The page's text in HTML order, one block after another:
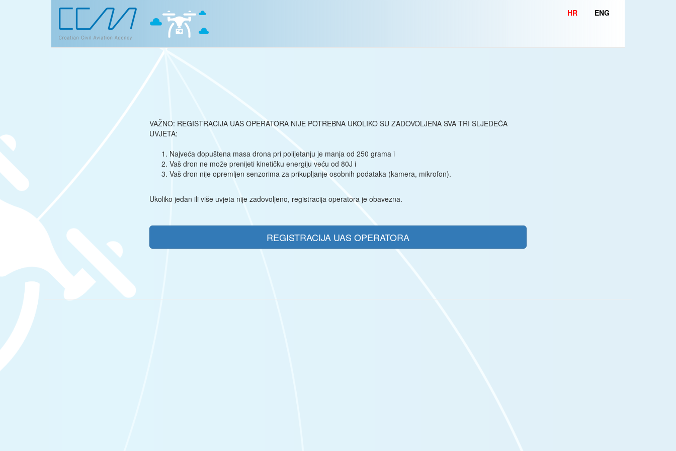
HR ENG
VAŽNO: REGISTRACIJA UAS OPERATORA NIJE POTREBNA UKOLIKO SU ZADOVOLJENA SVA TRI SLJEDEĆA
UVJETA:
Najveća dopuštena masa drona pri polijetanju je manja od 250 grama i
Vaš dron ne može prenijeti kinetičku energiju veću od 80J i
Vaš dron nije opremljen senzorima za prikupljanje osobnih podataka (kamera, mikrofon).
Ukoliko jedan ili više uvjeta nije zadovoljeno, registracija operatora je obavezna.
REGISTRACIJA UAS OPERATORA